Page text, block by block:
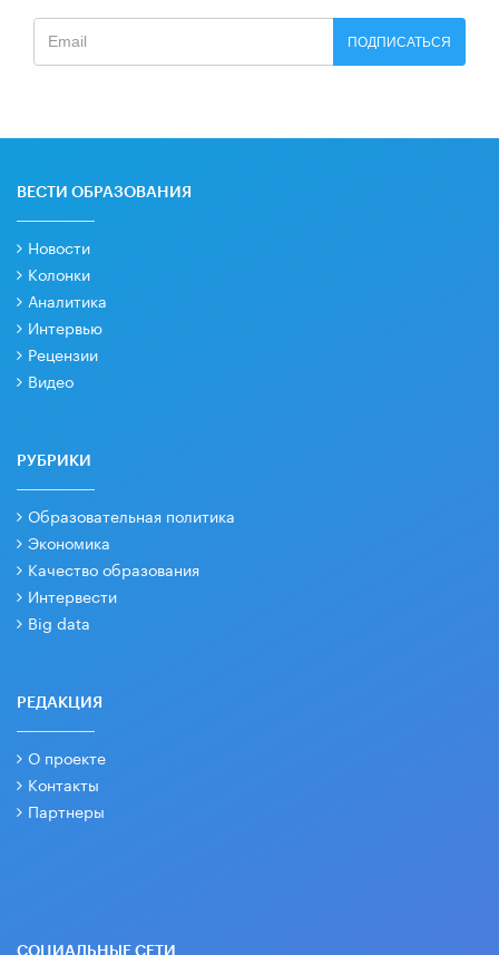
ПОДПИСАТЬСЯ
ВЕСТИ ОБРАЗОВАНИЯ
Новости
Колонки
Аналитика
Интервью
Рецензии
Видео
РУБРИКИ
Образовательная политика
Экономика
Качество образования
Интервести
Big data
РЕДАКЦИЯ
О проекте
Контакты
Партнеры
СОЦИАЛЬНЫЕ СЕТИ